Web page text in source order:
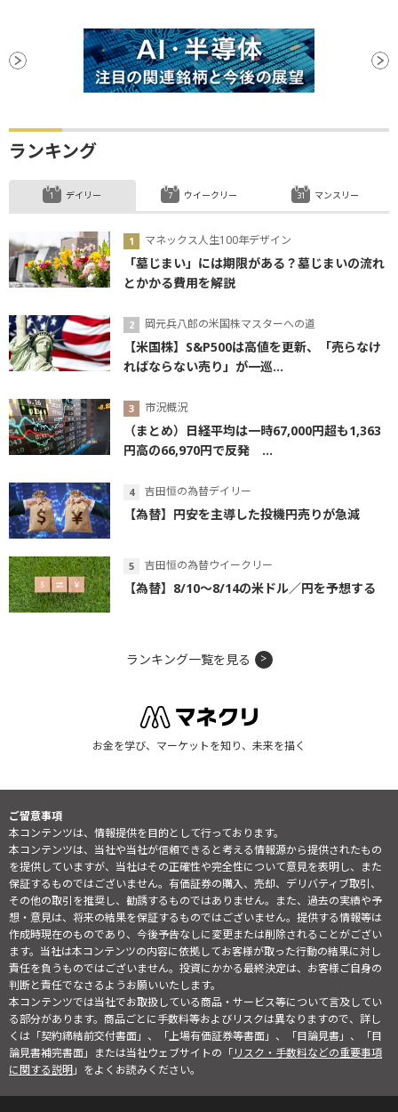
ランキング
デイリー
マネックス人生100年デザイン
「墓じまい」には期限がある？墓じまいの流れ
とかかる費用を解説
岡元兵八郎の米国株マスターへの道
【米国株】S&P500は高値を更新、「売らなけ
ればならない売り」が一巡...
市況概況
（まとめ）日経平均は一時67,000円超も1,363
円高の66,970円で反発 ...
吉田恒の為替デイリー
【為替】円安を主導した投機円売りが急減
吉田恒の為替ウイークリー
【為替】8/10～8/14の米ドル／円を予想する
ウイークリー マンスリー
ランキング一覧を見る
お金を学び、マーケットを知り、未来を描く
ご留意事項
本コンテンツは、情報提供を目的として行っております。
本コンテンツは、当社や当社が信頼できると考える情報源から提供されたもの
を提供していますが、当社はその正確性や完全性について意見を表明し、また
保証するものではございません。有価証券の購入、売却、デリバティブ取引、
その他の取引を推奨し、勧誘するものではありません。また、過去の実績や予
想・意見は、将来の結果を保証するものではございません。提供する情報等は
作成時現在のものであり、今後予告なしに変更または削除されることがござい
ます。当社は本コンテンツの内容に依拠してお客様が取った行動の結果に対し
責任を負うものではございません。投資にかかる最終決定は、お客様ご自身の
判断と責任でなさるようお願いいたします。
本コンテンツでは当社でお取扱している商品・サービス等について言及してい
る部分があります。商品ごとに手数料等およびリスクは異なりますので、詳し
くは「契約締結前交付書面」、「上場有価証券等書面」、「目論見書」、「目
論見書補完書面」または当社ウェブサイトの「リスク・手数料などの重要事項
に関する説明」をよくお読みください。